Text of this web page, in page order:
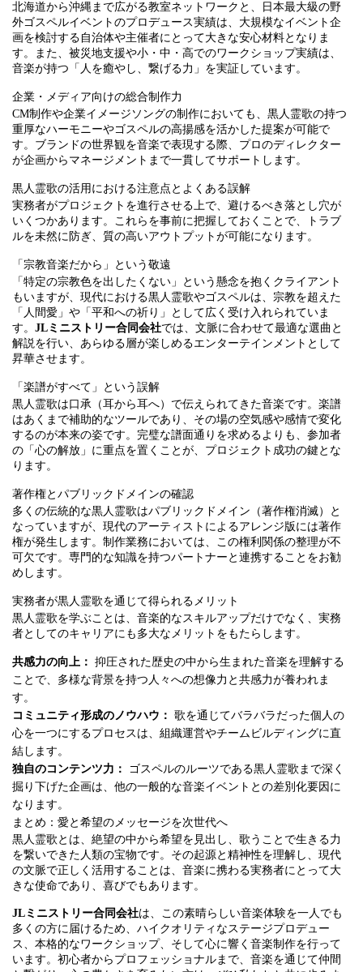
北海道から沖縄まで広がる教室ネットワークと、日本最大級の野
外ゴスペルイベントのプロデュース実績は、大規模なイベント企
画を検討する自治体や主催者にとって大きな安心材料となりま
す。また、被災地支援や小・中・高でのワークショップ実績は、
音楽が持つ「人を癒やし、繋げる力」を実証しています。
企業・メディア向けの総合制作力
CM制作や企業イメージソングの制作においても、黒人霊歌の持つ
重厚なハーモニーやゴスペルの高揚感を活かした提案が可能で
す。ブランドの世界観を音楽で表現する際、プロのディレクター
が企画からマネージメントまで一貫してサポートします。
黒人霊歌の活用における注意点とよくある誤解
実務者がプロジェクトを進行させる上で、避けるべき落とし穴が
いくつかあります。これらを事前に把握しておくことで、トラブ
ルを未然に防ぎ、質の高いアウトプットが可能になります。
「宗教音楽だから」という敬遠
「特定の宗教色を出したくない」という懸念を抱くクライアント
もいますが、現代における黒人霊歌やゴスペルは、宗教を超えた
「人間愛」や「平和への祈り」として広く受け入れられていま
す。 JLミニストリー合同会社では、文脈に合わせて最適な選曲と
解説を行い、あらゆる層が楽しめるエンターテインメントとして
昇華させます。
「楽譜がすべて」という誤解
黒人霊歌は口承（耳から耳へ）で伝えられてきた音楽です。楽譜
はあくまで補助的なツールであり、その場の空気感や感情で変化
するのが本来の姿です。完璧な譜面通りを求めるよりも、参加者
の「心の解放」に重点を置くことが、プロジェクト成功の鍵とな
ります。
著作権とパブリックドメインの確認
多くの伝統的な黒人霊歌はパブリックドメイン（著作権消滅）と
なっていますが、現代のアーティストによるアレンジ版には著作
権が発生します。制作業務においては、この権利関係の整理が不
可欠です。専門的な知識を持つパートナーと連携することをお勧
めします。
実務者が黒人霊歌を通じて得られるメリット
黒人霊歌を学ぶことは、音楽的なスキルアップだけでなく、実務
者としてのキャリアにも多大なメリットをもたらします。
共感力の向上： 抑圧された歴史の中から生まれた音楽を理解する
ことで、多様な背景を持つ人々への想像力と共感力が養われま
す。
コミュニティ形成のノウハウ： 歌を通じてバラバラだった個人の
心を一つにするプロセスは、組織運営やチームビルディングに直
結します。
独自のコンテンツ力：
ゴスペルのルーツである黒人霊歌まで深く
掘り下げた企画は、他の一般的な音楽イベントとの差別化要因に
なります。
まとめ：愛と希望のメッセージを次世代へ
黒人霊歌とは、絶望の中から希望を見出し、歌うことで生きる力
を繋いできた人類の宝物です。その起源と精神性を理解し、現代
の文脈で正しく活用することは、音楽に携わる実務者にとって大
きな使命であり、喜びでもあります。
JLミニストリー合同会社は、この素晴らしい音楽体験を一人でも
多くの方に届けるため、ハイクオリティなステージプロデュー
ス、本格的なワークショップ、そして心に響く音楽制作を行って
います。初心者からプロフェッショナルまで、音楽を通じて仲間